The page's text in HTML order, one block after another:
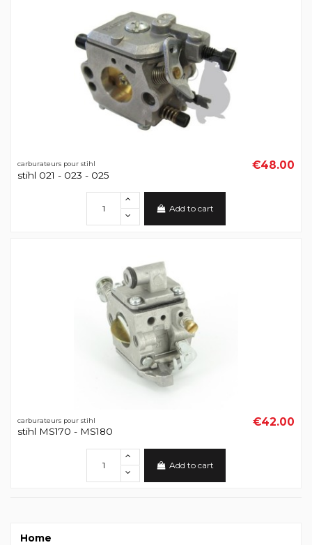
carburateurs pour stihl
stihl 021 - 023 - 025
€48.00
Add to cart
carburateurs pour stihl
stihl MS170 - MS180
€42.00
Add to cart
Home